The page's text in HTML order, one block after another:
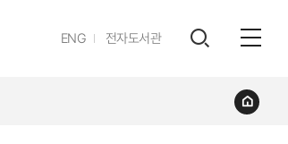
ENG영문전자도서관
레이어열기
홈